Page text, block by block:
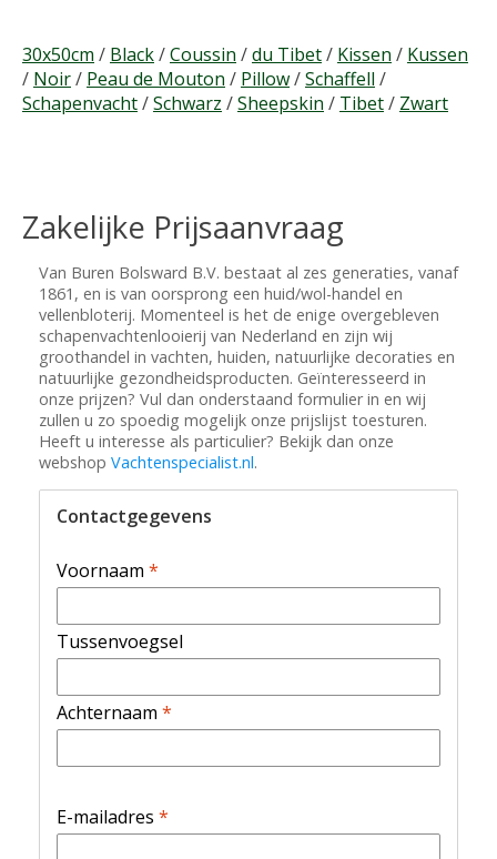
30x50cm / Black/Coussin /du Tibet/ Kissen / Kussen
/ Noir/ Peau de Mouton / Pillow/Schaffell /
Schapenvacht/Schwarz /Sheepskin / Tibet/ Zwart
Zakelijke Prijsaanvraag
Van Buren Bolsward B.V. bestaat al zes generaties, vanaf
1861, en is van oorsprong een huid/wol-handel en
vellenbloterij. Momenteel is het de enige overgebleven
schapenvachtenlooierij van Nederland en zijn wij
groothandel in vachten, huiden, natuurlijke decoraties en
natuurlijke gezondheidsproducten. Geïnteresseerd in
onze prijzen? Vul dan onderstaand formulier in en wij
zullen u zo spoedig mogelijk onze prijslijst toesturen.
Heeft u interesse als particulier? Bekijk dan onze
webshop Vachtenspecialist.nl.
Contactgegevens
Voornaam *
Tussenvoegsel
Achternaam *
E-mailadres *